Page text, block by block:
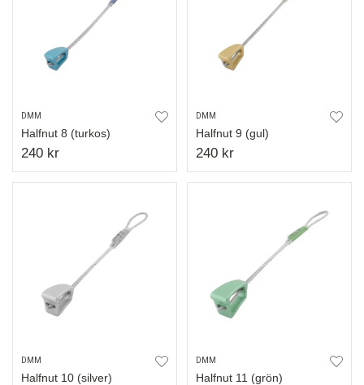
DMM
Halfnut 8 (turkos)
240 kr
DMM
Halfnut 9 (gul)
240 kr
DMM
Halfnut 10 (silver)
DMM
Halfnut 11 (grön)